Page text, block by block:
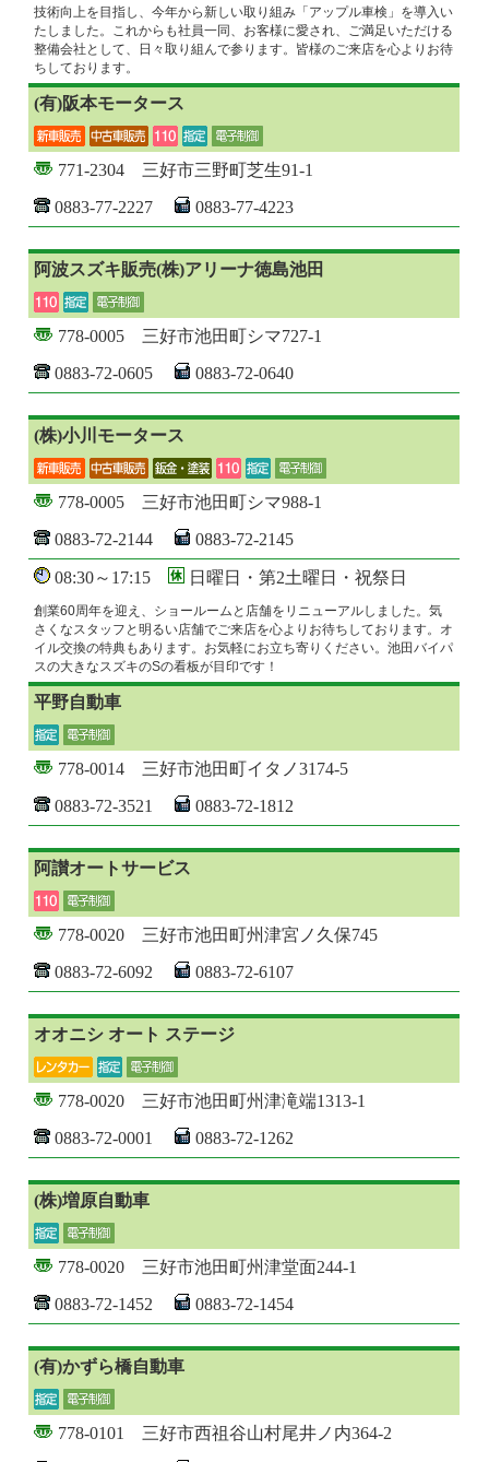
技術向上を目指し、今年から新しい取り組み「アップル車検」を導入い
たしました。これからも社員一同、お客様に愛され、ご満足いただける
整備会社として、日々取り組んで参ります。皆様のご来店を心よりお待
ちしております。
(有)阪本モータース
771-2304 三好市三野町芝生91-1
0883-77-2227
0883-77-4223
阿波スズキ販売(株)アリーナ徳島池田
778-0005 三好市池田町シマ727-1
0883-72-0605
0883-72-0640
(株)小川モータース
778-0005 三好市池田町シマ988-1
0883-72-2144
0883-72-2145
08:30～17:15 日曜日・第2土曜日・祝祭日
創業60周年を迎え、ショールームと店舗をリニューアルしました。気
さくなスタッフと明るい店舗でご来店を心よりお待ちしております。オ
イル交換の特典もあります。お気軽にお立ち寄りください。池田バイパ
スの大きなスズキのSの看板が目印です！
平野自動車
778-0014 三好市池田町イタノ3174-5
0883-72-3521
0883-72-1812
阿讃オートサービス
778-0020 三好市池田町州津宮ノ久保745
0883-72-6092
0883-72-6107
オオニシ オート ステージ
778-0020 三好市池田町州津滝端1313-1
0883-72-0001
0883-72-1262
(株)増原自動車
778-0020 三好市池田町州津堂面244-1
0883-72-1452
0883-72-1454
(有)かずら橋自動車
778-0101 三好市西祖谷山村尾井ノ内364-2